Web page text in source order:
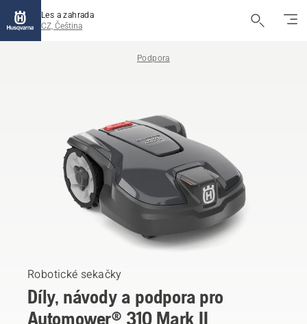
Les a zahrada
CZ, Čeština
Podpora
Robotické sekačky
Díly, návody a podpora pro
Automower® 310 Mark II